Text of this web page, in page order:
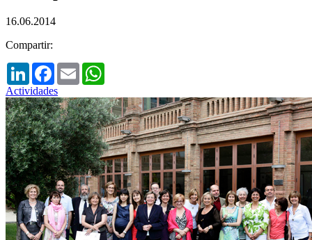
16.06.2014
Compartir:
LinkedInFacebook
Email
Actividades